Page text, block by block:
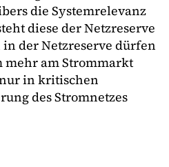
die Systemrelevanz
diese der Netzreserve
der Netzreserve dürfen
am Strommarkt
in kritischen
des Stromnetzes